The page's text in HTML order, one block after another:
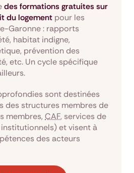
des formations gratuites sur
du logement pour les
Garonne : rapports
habitat indigne,
prévention des
etc. Un cycle spécifique
sont destinées
des structures membres de
membres, CAF, services de
institutionnels) et visent à
des acteurs